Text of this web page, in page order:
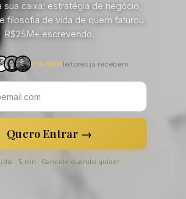
sua caixa: estratégia de negócio,
filosofia de vida de quem faturou
R$25M+ escrevendo.
+10.900leitores já recebem
Quero Entrar →
dia · 5 min · Cancele quando quiser